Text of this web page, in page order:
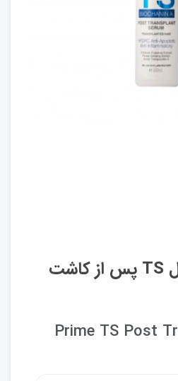
سرم مو پرایم مدل TS پس از کاشت
Prime TS Post